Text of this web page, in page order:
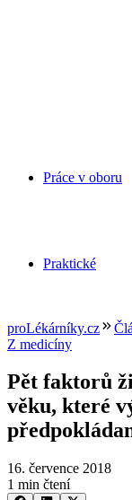
Práce v oboru
Praktické
proLékárníky.cz
Z medicíny
Pět faktorů
věku, které
16. července 2018
1 min čtení